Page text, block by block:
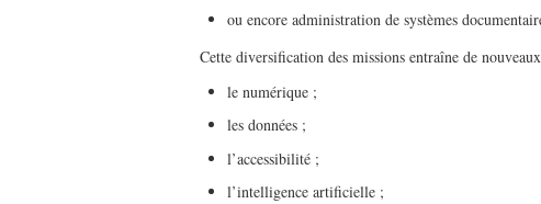
ou encore administration de systèmes
Cette diversification des missions entraîne de
le numérique ;
les données ;
l’accessibilité ;
l’intelligence artificielle ;